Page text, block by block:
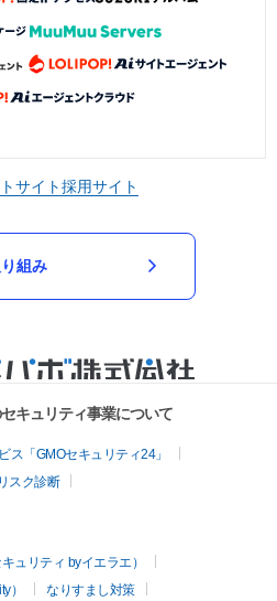
サイト採用サイト
組み
キュリティ事業について
「GMOセキュリティ24」
スク診断
ュリティ byイエラエ）
）
なりすまし対策